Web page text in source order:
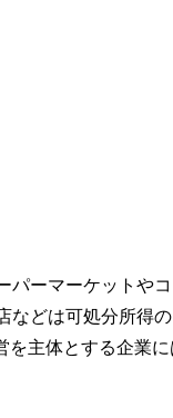
パーマーケットやコ
などは可処分所得の
を主体とする企業に